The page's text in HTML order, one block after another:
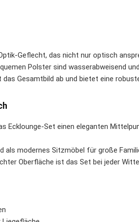
Geflecht, das nicht nur optisch
Polster sind wasserabweisend
Gesamtbild ab und bietet eine
Ecklounge-Set einen eleganten
als modernes Sitzmöbel für große
Oberfläche ist das Set bei jeder